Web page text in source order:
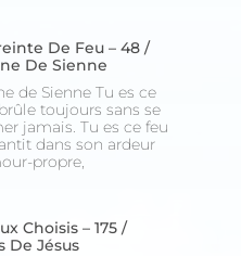
De Feu – 48 /
De Sienne
de Sienne Tu es ce
toujours sans se
jamais. Tu es ce feu
dans son ardeur
propre,
Choisis – 175 /
De Jésus